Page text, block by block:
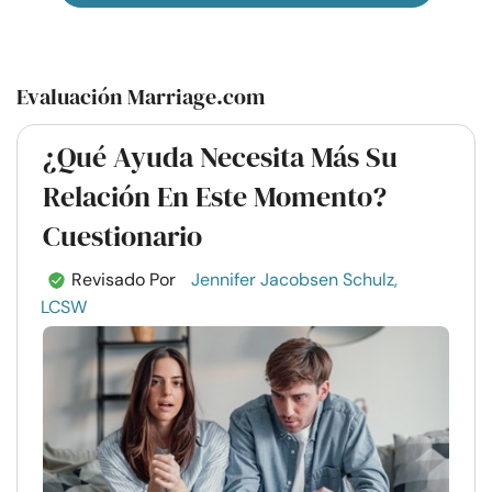
Evaluación Marriage.com
¿Qué Ayuda Necesita Más Su
Relación En Este Momento?
Cuestionario
Revisado Por
Jennifer Jacobsen Schulz,
LCSW